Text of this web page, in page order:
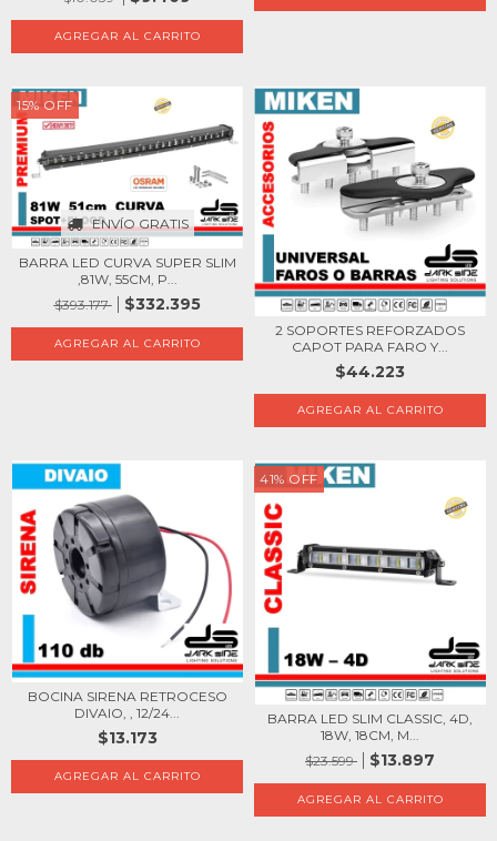
15% OFF
ENVÍO GRATIS
BARRA LED CURVA SUPER SLIM
,81W, 55CM, P...
$393.177
$332.395
2 SOPORTES REFORZADOS
CAPOT PARA FARO Y...
$44.223
BOCINA SIRENA RETROCESO
DIVAIO, , 12/24...
$13.173
41% OFF
BARRA LED SLIM CLASSIC, 4D,
18W, 18CM, M...
$23.599
$13.897